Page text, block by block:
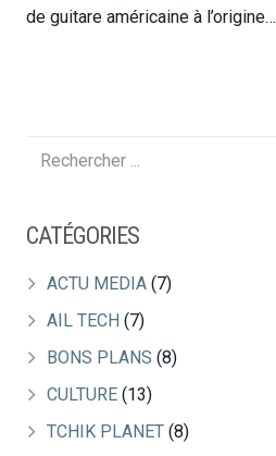
de guitare américaine à l’origine…
CATÉGORIES
ACTU MEDIA (7)
AIL TECH (7)
BONS PLANS (8)
CULTURE (13)
TCHIK PLANET (8)